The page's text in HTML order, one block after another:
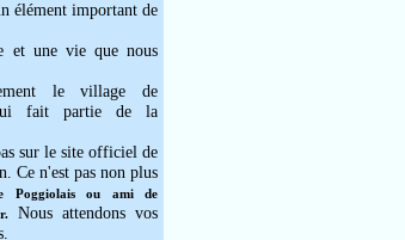
élément important de
et une vie que nous
le village de
fait partie de la
sur le site officiel de
Ce n'est pas non plus
Poggiolais ou ami de
Nous attendons vos